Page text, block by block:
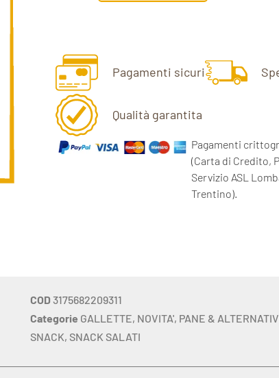
Pagamenti sicuri
Qualità garantita
Pagamenti
(Carta di Credito,
Servizio ASL
Trentino).
COD 3175682209311
Categorie GALLETTE, NOVITA', PANE &
SNACK, SNACK SALATI